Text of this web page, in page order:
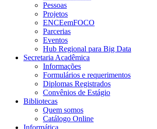
Pessoas
Projetos
ENCEemFOCO
Parcerias
Eventos
Hub Regional para Big Data
Secretaria Acadêmica
Informações
Formulários e requerimentos
Diplomas Registrados
Convênios de Estágio
Bibliotecas
Quem somos
Catálogo Online
Informática